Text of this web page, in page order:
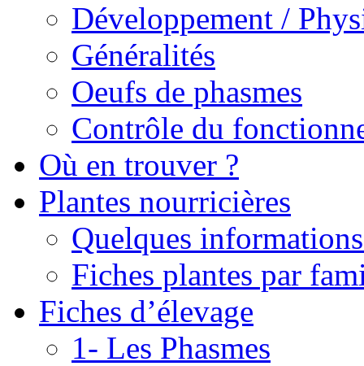
Développement /
Généralités
Oeufs de phasmes
Contrôle du
Où en trouver ?
Plantes nourricières
Quelques
Fiches plantes par
Fiches d’élevage
1- Les Phasmes